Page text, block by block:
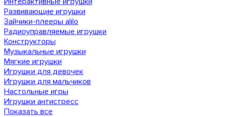
Развивающие игрушки
Зайчики-плееры alilo
Радиоуправляемые игрушки
Конструкторы
Музыкальные игрушки
Мягкие игрушки
Игрушки для девочек
Игрушки для мальчиков
Настольные игры
Игрушки антистресс
Показать все